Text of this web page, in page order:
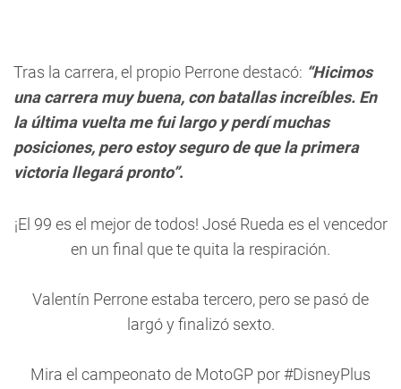
Tras la carrera, el propio Perrone destacó: “Hicimos
una carrera muy buena, con batallas increíbles. En
la última vuelta me fui largo y perdí muchas
posiciones, pero estoy seguro de que la primera
victoria llegará pronto”.
¡El 99 es el mejor de todos! José Rueda es el vencedor
en un final que te quita la respiración.
Valentín Perrone estaba tercero, pero se pasó de
largó y finalizó sexto.
Mira el campeonato de MotoGP por#DisneyPlus